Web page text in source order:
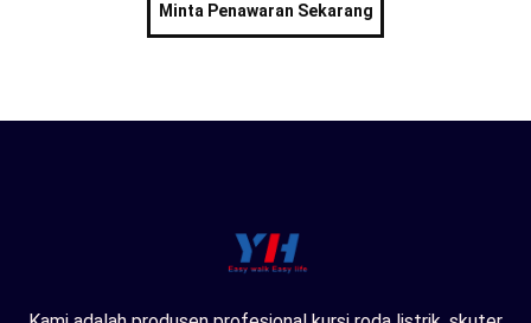
Minta Penawaran Sekarang